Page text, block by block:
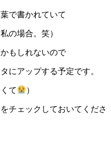
で書かれていて
の場合。笑）
もしれないので
にアップする予定です。
て ）
チェックしておいてくださ